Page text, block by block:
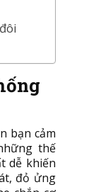
bạn cảm
thế
dễ khiến
đỏ ửng